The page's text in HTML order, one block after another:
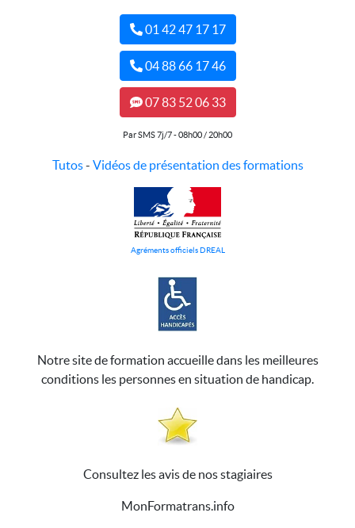
01 42 47 17 17
04 88 66 17 46
07 83 52 06 33
Par SMS 7j/7 - 08h00 / 20h00
Tutos- Vidéos de présentation des formations
Agréments officiels DREAL
Notre site de formation accueille dans les meilleures
conditions les personnes en situation de handicap.
Consultez les avis de nos stagiaires
MonFormatrans.info